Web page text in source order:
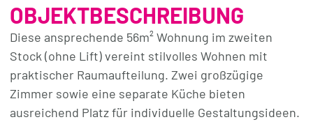
OBJEKTBESCHREIBUNG
Diese ansprechende 56m² Wohnung im zweiten
Stock (ohne Lift) vereint stilvolles Wohnen mit
praktischer Raumaufteilung. Zwei großzügige
Zimmer sowie eine separate Küche bieten
ausreichend Platz für individuelle Gestaltungsideen.